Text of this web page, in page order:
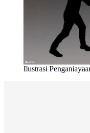
Ilustrasi